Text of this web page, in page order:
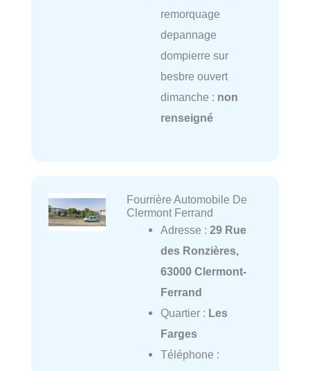
remorquage
depannage
dompierre sur
besbre ouvert
dimanche : non
renseigné
Fourrière Automobile De
Clermont Ferrand
Adresse : 29 Rue
des Ronzières,
63000 Clermont-
Ferrand
Quartier : Les
Farges
Téléphone :